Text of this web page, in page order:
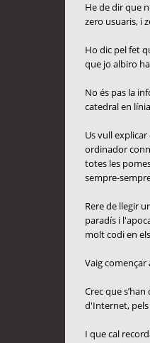
He de dir que
zero usuaris, i
Ho dic pel fet
que jo albiro
No és pas la
catedral en
Us vull
ordinador
totes les
sempre-
Rere de llegir
paradís i
molt codi en
Vaig
Crec que
d'Internet, pels
I que cal